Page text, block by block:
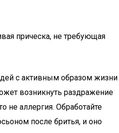
прическа, не требующая
с активным образом жизни
возникнуть раздражение
не аллергия. Обработайте
после бритья, и оно